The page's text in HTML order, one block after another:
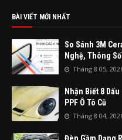
BÀI VIẾT MỚI NHẤT
So Sánh 3M
Nghệ, Thông
Tháng 8 05,
Nhận Biết 8
PPF Ô Tô Cũ
Tháng 8 04,